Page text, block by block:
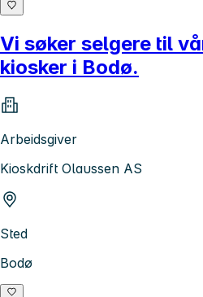
Vi søker selgere til
kiosker i Bodø.
Arbeidsgiver
Kioskdrift Olaussen AS
Sted
Bodø